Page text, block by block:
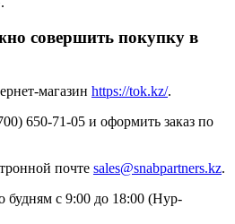
совершить покупку в
магазин https://tok.kz/.
650-71-05 и оформить заказ по
почте sales@snabpartners.kz.
будням с 9:00 до 18:00 (Нур-